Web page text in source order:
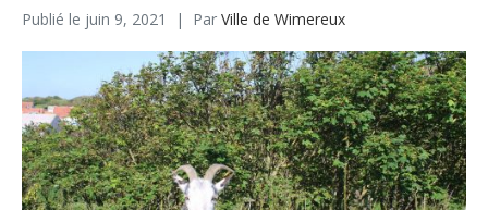
Publié le juin 9, 2021 Par Ville de Wimereux